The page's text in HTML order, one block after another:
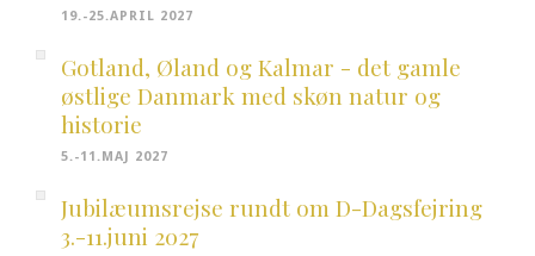
19.-25.APRIL 2027
Gotland, Øland og Kalmar - det gamle
østlige Danmark med skøn natur og
historie
5.-11.MAJ 2027
Jubilæumsrejse rundt om D-Dagsfejring
3.-11.juni 2027